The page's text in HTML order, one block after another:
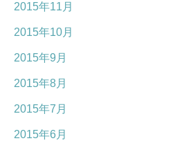
2015年11月
2015年10月
2015年9月
2015年8月
2015年7月
2015年6月